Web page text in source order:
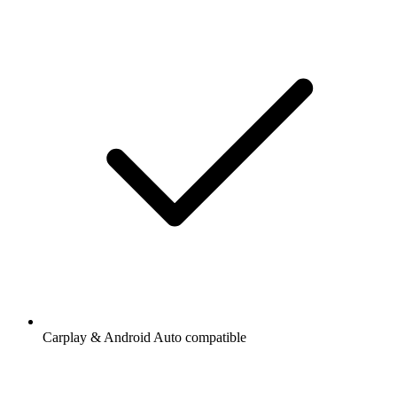
Carplay & Android Auto compatible